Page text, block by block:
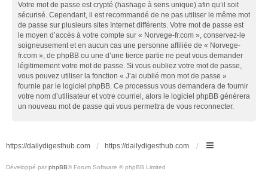
Votre mot de passe est crypté (hashage à sens unique) afin qu’il soit
sécurisé. Cependant, il est recommandé de ne pas utiliser le même mot
de passe sur plusieurs sites Internet différents. Votre mot de passe est
le moyen d’accès à votre compte sur « Norvege-fr.com », conservez-le
soigneusement et en aucun cas une personne affiliée de « Norvege-
fr.com », de phpBB ou une d’une tierce partie ne peut vous demander
légitimement votre mot de passe. Si vous oubliez votre mot de passe,
vous pouvez utiliser la fonction « J’ai oublié mon mot de passe »
fournie par le logiciel phpBB. Ce processus vous demandera de fournir
votre nom d’utilisateur et votre courriel, alors le logiciel phpBB générera
un nouveau mot de passe qui vous permettra de vous reconnecter.
https://dailydigesthub.com https://dailydigesthub.com
Développé par phpBB® Forum Software © phpBB Limited